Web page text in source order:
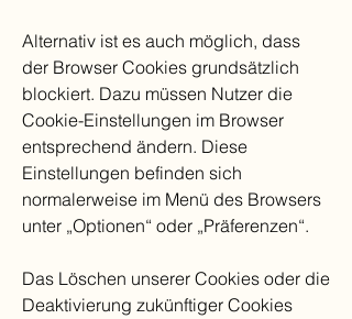
Alternativ ist es auch möglich, dass
der Browser Cookies grundsätzlich
blockiert. Dazu müssen Nutzer die
Cookie-Einstellungen im Browser
entsprechend ändern. Diese
Einstellungen befinden sich
normalerweise im Menü des Browsers
unter „Optionen“ oder „Präferenzen“.
Das Löschen unserer Cookies oder die
Deaktivierung zukünftiger Cookies